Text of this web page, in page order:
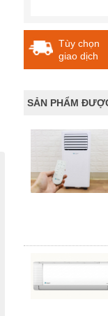
Tùy chọn
giao dịch
SẢN PHẨM